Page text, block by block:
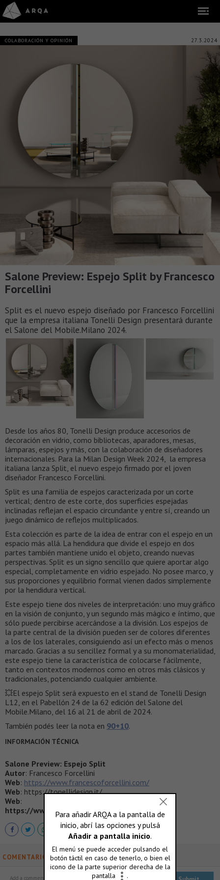
COLABORACIÓN Y OPINIÓN 27.3.2024
Salone Preview: Espejo Split by Francesco
Forcellini
Split es el nuevo espejo diseñado por Francesco Forcellini
que la empresa italiana Tonelli Design presentará durante
el Salone del Mobile.Milano 2024.
Desde los años 80, Tonelli Design produce accesorios de
decoración en vidrio, como bibliotecas, aparadores, mesas,
lámparas, espejos y más, con la colaboración de diseñadores
internacionales. Para la Milan Design Week 2024, la empresa
italiana lanza Split, el nuevo espejo firmado por el joven
diseñador Francesco Forcellini.
Split es una familia de espejos caracterizada por un corte
vertical; dentro de este corte, dos superficies espejadas
inclinadas reflejan el espacio circundante y entre sí, creando un
juego dinámico de reflejos multiplicados.
Esta colección es parte de la idea de entrar con el espejo en un
espacio más allá. La hendidura que divide el espejo en dos
partes también mantiene unido el objeto, creando nuevas
perspectivas. Split es un signo sencillo que quiere aportar algo
especial, completamente en vidrio espejado. No posee marco, y
sus proporciones y equilibrio formal vienen dados simplemente
por la hendidura vertical.
Este espejo tiene dos niveles de interpretación: uno muy gráfico
en la visión de conjunto, y un segundo más mágico e íntimo, que
sólo puede percibirse acercándose a la división. Los espejos de
la parte central de la división pueden ser de colores diferentes
a los de los laterales, consiguiendo así un efecto más o menos
marcado. Gracias a su sencillez formal y a su monomaterialidad,
este espejo tiene la característica de colocarse fácilmente,
tanto en contextos modernos como en otros más clásicos y
tradicionales, potenciando cualquier ambiente.
💥El espejo Split será expuesto en el stand de Tonelli Design
L12, en el Pabellón 24 de la 62 edición del Salone del
Mobile.Milano, del 16 al 21 de abril de 2024.
También podés leer la nota en 90+10.
INFORMACIÓN TÉCNICA
Salone Preview: Espejo Split
Autor: Francesco Forcellini
Web: https://www.francescoforcellini.com/
Web: https://tonellidesign.it/
Web:
https://www.salonemilano.it/en
COMENTARIOS